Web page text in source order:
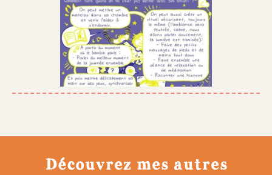
Découvrez mes autres